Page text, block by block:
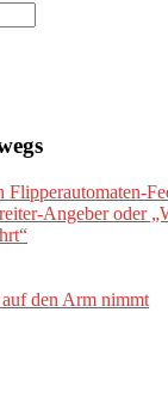
Flipperautomaten-
Angeber oder
den Arm nimmt